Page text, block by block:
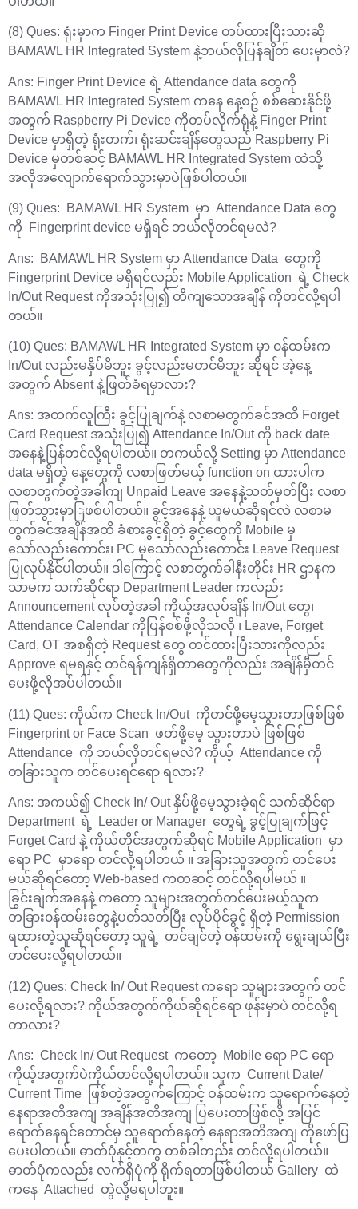
(8) Ques: ရုံးမှာက Finger Print Device တပ်ထားပြီးသားဆို
BAMAWL HR Integrated System နဲ့ဘယ်လိုပြန်ချိတ် ပေးမှာလဲ?
Ans: Finger Print Device ရဲ့ Attendance data တွေကို
BAMAWL HR Integrated System ကနေ နေ့စဥ် စစ်ဆေးနိုင်ဖို့
အတွက် Raspberry Pi Device ကိုတပ်လိုက်ရုံနဲ့ Finger Print
Device မှာရှိတဲ့ ရုံးတက်၊ ရုံးဆင်းချိန်တွေသည် Raspberry Pi
Device မှတစ်ဆင့် BAMAWL HR Integrated System ထဲသို့
အလိုအလျောက်‌ရောက်သွားမှာပဲဖြစ်ပါတယ်။
(9) Ques: BAMAWL HR System မှာ Attendance Data တွေ
ကို Fingerprint device မရှိရင် ဘယ်လိုတင်ရမလဲ?
Ans: BAMAWL HR System မှာ Attendance Data တွေကို
Fingerprint Device မရှိရင်လည်း Mobile Application ရဲ့ Check
In/Out Request ကိုအသုံးပြု၍ တိကျသောအချိန် ကိုတင်လို့ရပါ
တယ်။
(10) Ques: BAMAWL HR Integrated System မှာ ၀န်ထမ်းက
In/Out လည်းမနှိပ်မိဘူး ခွင့်လည်းမတင်မိဘူး ဆိုရင် အဲ့နေ့
အတွက် Absent နဲ့ဖြတ်ခံရမှာလား?
Ans: အထက်လူကြီး ခွင့်ပြုချက်နဲ့ လစာမတွက်ခင်အထိ Forget
Card Request အသုံးပြု၍ Attendance In/Out ကို back date
အနေနဲ့ပြန်တင်လို့ရပါတယ်။ တကယ်လို့ Setting မှာ Attendance
data မရှိတဲ့ နေ့တွေကို လစာဖြတ်မယ့် function on ထားပါက
လစာတွက်တဲ့အခါကျ Unpaid Leave အနေနဲ့သတ်မှတ်ပြီး လစာ
ဖြတ်သွားမှာြဖစ်ပါတယ်။ ခွင့်အနေနဲ့ ယူမယ်ဆိုရင်လဲ လစာမ
တွက်ခင်အချိန်အထိ ခံစားခွင့်ရှိတဲ့ ခွင့်တွေကို Mobile မှ
သော်လည်းကောင်း၊ PC မှသော်လည်းကောင်း Leave Request
ပြုလုပ်နိုင်ပါတယ်။ ဒါကြောင့် လစာတွက်ခါနီးတိုင်း HR ဌာနက
သာမက သက်ဆိုင်ရာ Department Leader ကလည်း
Announcement လုပ်တဲ့အခါ ကိုယ့်အလုပ်ချိန် In/Out တွေ၊
Attendance Calendar ကိုပြန်စစ်ဖို့လိုသလို ၊ Leave, Forget
Card, OT အစရှိတဲ့ Request တွေ တင်ထားပြီးသားကိုလည်း
Approve ရမရနှင့် တင်ရန်ကျန်ရှိတာတွေကိုလည်း အချိန်မှီတင်
ပေးဖို့လိုအပ်ပါတယ်။
(11) Ques: ကိုယ်က Check In/Out ကိုတင်ဖို့မေ့သွားတာဖြစ်ဖြစ်
Fingerprint or Face Scan ဖတ်ဖို့မေ့ သွားတာပဲ ဖြစ်ဖြစ်
Attendance ကို ဘယ်လိုတင်ရမလဲ? ကိုယ့် Attendance ကို
တခြားသူက တင်ပေးရင်ရော ရလား?
Ans: အကယ်၍ Check In/ Out နှိပ်ဖို့မေ့သွားခဲ့ရင် သက်ဆိုင်ရာ
Department ရဲ့ Leader or Manager တွေရဲ့ ခွင့်ပြုချက်ဖြင့်
Forget Card နဲ့ ကိုယ်တိုင်အတွက်ဆိုရင် Mobile Application မှာ
ရော PC မှာရော တင်လို့ရပါတယ် ။ အခြားသူအတွက် တင်ပေး
မယ်ဆိုရင်တော့ Web-based ကတဆင့် တင်လို့ရပါမယ် ။
ခြွင်းချက်အနေနဲ့ ကတော့ သူများအတွက်တင်ပေးမယ့်သူက
တခြား၀န်ထမ်းတွေနဲ့ပတ်သတ်ပြီး လုပ်ပိုင်ခွင့် ရှိတဲ့ Permission
ရထားတဲ့သူဆိုရင်တော့ သူရဲ့ တင်ချင်တဲ့ ၀န်ထမ်းကို ရွေးချယ်ပြီး
တင်ပေးလို့ရပါတယ်။
(12) Ques: Check In/ Out Request ကရော သူများအတွက် တင်
ပေးလို့ရလား? ကိုယ်အတွက်ကိုယ်ဆိုရင်ရော ဖုန်းမှာပဲ တင်လို့ရ
တာလား?
Ans: Check In/ Out Request ကတော့ Mobile ရော PC ရော
ကိုယ့်အတွက်ပဲကိုယ်တင်လို့ရပါတယ်။ သူက Current Date/
Current Time ဖြစ်တဲ့အတွက်ကြောင့် ဝန်ထမ်းက သူရောက်နေတဲ့
နေရာအတိအကျ အချိန်အတိအကျ ပြပေးတာဖြစ်လို့ အပြင်
ရောက်နေရင်တောင်မှ သူရောက်နေတဲ့ နေရာအတိအကျ ကိုဖော်ပြ
ပေးပါတယ်။ ဓာတ်ပုံနှင့်တကွ တစ်ခါတည်း တင်လို့ရပါတယ်။
ဓာတ်ပုံကလည်း လက်ရှိပုံကို ရိုက်ရတာဖြစ်ပါတယ် Gallery ထဲ
ကနေ Attached တွဲလို့မရပါဘူး။